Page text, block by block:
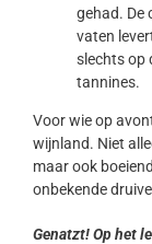
gehad. De
vaten
slechts op
tannines.
Voor wie op
wijnland. Niet
maar ook
onbekende
Genatzt! Op het